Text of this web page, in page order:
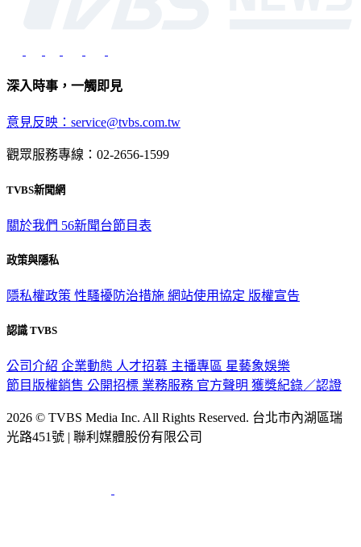
深入時事，一觸即見
意見反映：service@tvbs.com.tw
觀眾服務專線：02-2656-1599
TVBS新聞網
關於我們 56新聞台節目表
政策與隱私
隱私權政策 性騷擾防治措施 網站使用協定 版權宣告
認識 TVBS
公司介紹 企業動態 人才招募 主播專區 星藝象娛樂
節目版權銷售 公開招標 業務服務 官方聲明 獲獎紀錄／認證
2026 © TVBS Media Inc. All Rights Reserved. 台北市內湖區瑞
光路451號 | 聯利媒體股份有限公司